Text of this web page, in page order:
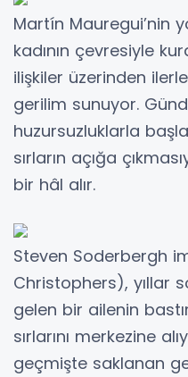
Martín Mauregui’nin
kadının çevresiyle
ilişkiler üzerinden
gerilim sunuyor.
huzursuzluklarla
sırların açığa
bir hâl alır.
Steven Soderbergh
Christophers), yıllar
gelen bir ailenin
sırlarını merkezine
geçmişte saklanan